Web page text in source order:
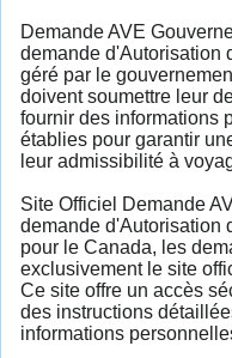
Demande AVE
demande d'Autorisation
géré par le
doivent soumettre leur
fournir des informations
établies pour garantir
leur admissibilité à
Site Officiel Demande
demande d'Autorisation
pour le Canada, les
exclusivement le site
Ce site offre un accès
des instructions
informations